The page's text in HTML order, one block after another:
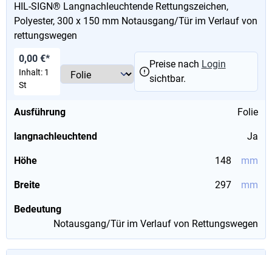
HIL-SIGN® Langnachleuchtende Rettungszeichen,
Polyester, 300 x 150 mm Notausgang/Tür im Verlauf von
rettungswegen
Ausführung Folie
langnachleuchtend Ja
Höhe 148 mm
Breite 297 mm
Bedeutung
Notausgang/Tür im Verlauf von Rettungswegen
0,00 €*
Inhalt: 1
St
Preise nach Login
sichtbar.